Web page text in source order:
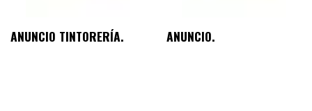
ANUNCIO TINTORERÍA. ANUNCIO.